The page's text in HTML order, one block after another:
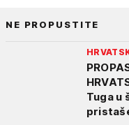
NE PROPUSTITE
Tuga u